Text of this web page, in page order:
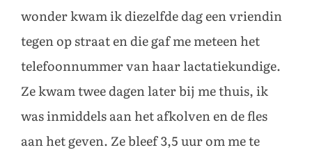
wonder kwam ik diezelfde dag een vriendin
tegen op straat en die gaf me meteen het
telefoonnummer van haar lactatiekundige.
Ze kwam twee dagen later bij me thuis, ik
was inmiddels aan het afkolven en de fles
aan het geven. Ze bleef 3,5 uur om me te